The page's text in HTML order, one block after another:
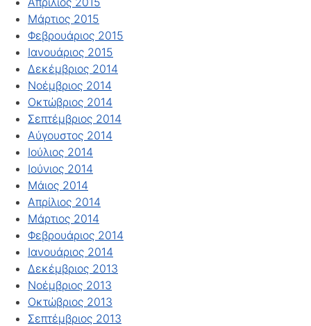
Μάρτιος 2015
Φεβρουάριος 2015
Ιανουάριος 2015
Δεκέμβριος 2014
Νοέμβριος 2014
Οκτώβριος 2014
Σεπτέμβριος 2014
Αύγουστος 2014
Ιούλιος 2014
Ιούνιος 2014
Μάιος 2014
Απρίλιος 2014
Μάρτιος 2014
Φεβρουάριος 2014
Ιανουάριος 2014
Δεκέμβριος 2013
Νοέμβριος 2013
Οκτώβριος 2013
Σεπτέμβριος 2013